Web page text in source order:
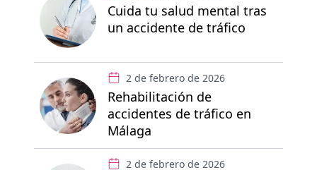
Cuida tu salud mental tras
un accidente de tráfico
2 de febrero de 2026
Rehabilitación de
accidentes de tráfico en
Málaga
2 de febrero de 2026